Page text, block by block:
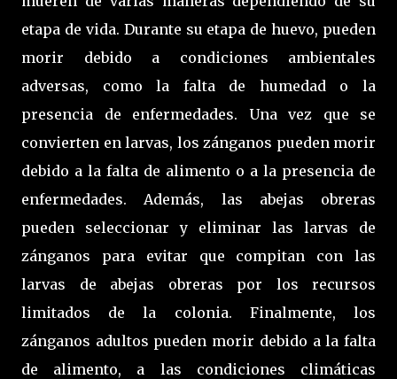
etapa de vida. Durante su etapa de huevo, pueden
morir debido a condiciones ambientales
adversas, como la falta de humedad o la
presencia de enfermedades. Una vez que se
convierten en larvas, los zánganos pueden morir
debido a la falta de alimento o a la presencia de
enfermedades. Además, las abejas obreras
pueden seleccionar y eliminar las larvas de
zánganos para evitar que compitan con las
larvas de abejas obreras por los recursos
limitados de la colonia. Finalmente, los
zánganos adultos pueden morir debido a la falta
de alimento, a las condiciones climáticas